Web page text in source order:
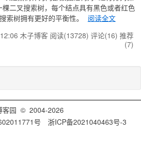
二叉搜索树，每个结点具有黑色或者红色
索树拥有更好的平衡性。
阅读全文
木子博客 阅读(13728) 评论(16) 推荐
(7)
客园 © 2004-2026
号
浙ICP备2021040463号-3